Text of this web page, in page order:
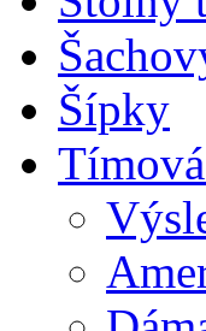
Šípky